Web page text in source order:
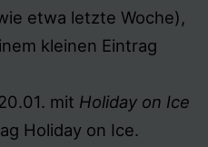
etwa letzte Woche),
kleinen Eintrag
mit Holiday on Ice
Holiday on Ice.